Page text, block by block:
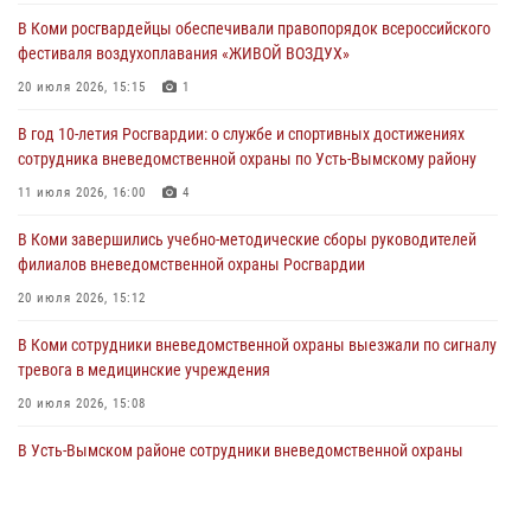
филиалов вневедомственной охраны Росгвардии
20 июля 2026, 15:12
тревога в медицинские учреждения
20 июля 2026, 15:08
задержали необычного покупателя
20 июля 2026, 15:03
В Коми росгвардейцы обеспечивали правопорядок всероссийского
фестиваля воздухоплавания «ЖИВОЙ ВОЗДУХ»
20 июля 2026, 15:15 1
В год 10-летия Росгвардии: о службе и спортивных достижениях
сотрудника вневедомственной охраны по Усть-Вымскому району
11 июля 2026, 16:00 4
В Коми завершились учебно-методические сборы руководителей
филиалов вневедомственной охраны Росгвардии
20 июля 2026, 15:12
В Коми сотрудники вневедомственной охраны выезжали по сигналу
тревога в медицинские учреждения
20 июля 2026, 15:08
В Усть-Вымском районе сотрудники вневедомственной охраны